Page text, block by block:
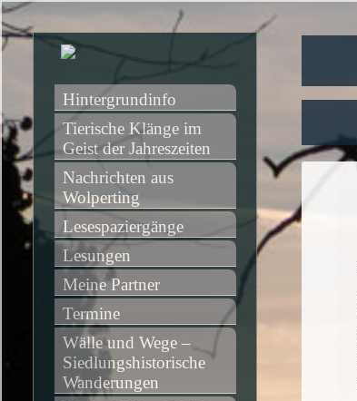
Hintergrundinfo
Tierische Klänge im
Geist der Jahreszeiten
Nachrichten aus
Wolperting
Lesespaziergänge
Lesungen
Meine Partner
Termine
Wälle und Wege –
Siedlungshistorische
Wanderungen